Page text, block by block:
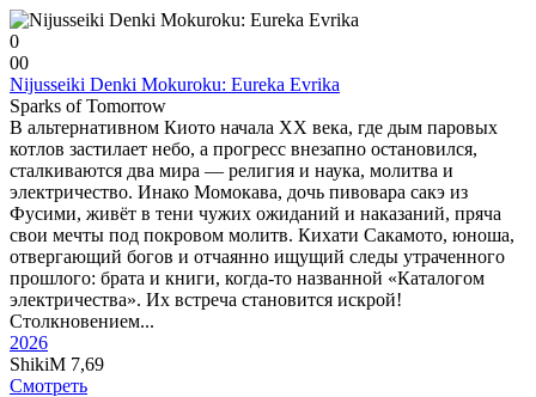
0
00
Nijusseiki Denki Mokuroku: Eureka Evrika
Sparks of Tomorrow
В альтернативном Киото начала XX века, где дым паровых
котлов застилает небо, а прогресс внезапно остановился,
сталкиваются два мира — религия и наука, молитва и
электричество. Инако Момокава, дочь пивовара сакэ из
Фусими, живёт в тени чужих ожиданий и наказаний, пряча
свои мечты под покровом молитв. Кихати Сакамото, юноша,
отвергающий богов и отчаянно ищущий следы утраченного
прошлого: брата и книги, когда-то названной «Каталогом
электричества». Их встреча становится искрой!
Столкновением...
2026
ShikiM 7,69
Смотреть